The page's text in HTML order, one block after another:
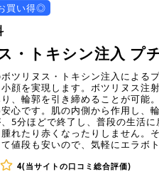
買い得◎
・トキシン注入 プ
ツリヌス・トキシン注入による
顔を実現します。ボツリヌス注
、輪郭を引き締めることが可能
心です。肌の内側から作用し、
5分ほどで終了し、普段の生活
れたり赤くなったりしません。
値段も安いので、気軽にエラボ
4(当サイトの口コミ総合評価)